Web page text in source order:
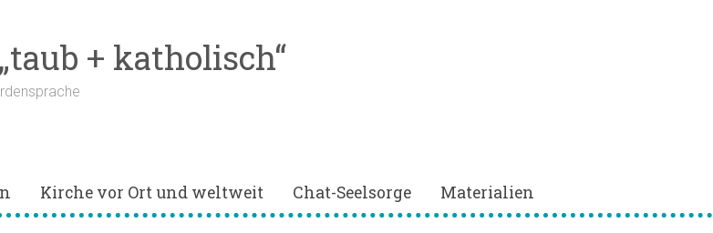
+ katholisch“
Kirche vor Ort und weltweit Chat-Seelsorge Materialien